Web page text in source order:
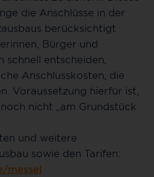
die Anschlüsse in der
berücksichtigt
Bürger und
schnell entscheiden,
Anschlusskosten, die
Voraussetzung hierfür ist,
nicht „am Grundstück
und weitere
sowie den Tarifen:
messel